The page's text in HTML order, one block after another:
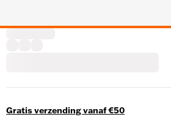
Gratis verzending vanaf €50